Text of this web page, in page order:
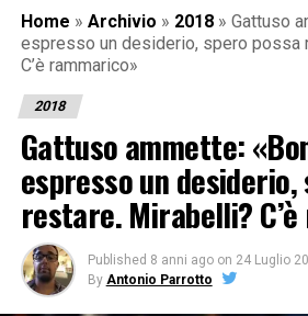
Home » Archivio » 2018 » Gattuso
espresso un desiderio, spero possa
C’è rammarico»
2018
Gattuso ammette:
espresso un
restare. Mirabelli?
Published 8 anni ago on 24 Luglio
By Antonio Parrotto